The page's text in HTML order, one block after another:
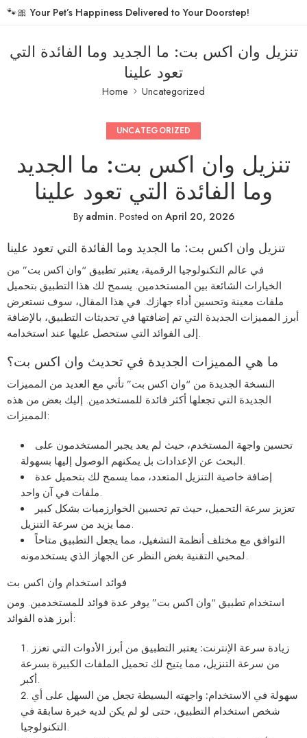
🐾🎀Your Pet’s Happiness Delivered to Your Doorstep!
تنزيل وان اكس بت: ما الجديد وما الفائدة التي
تعود علينا
Home Uncategorized
UNCATEGORIZED
تنزيل وان اكس بت: ما الجديد
وما الفائدة التي تعود علينا
Byadmin. Posted on April 20, 2026
تنزيل وان اكس بت: ما الجديد وما الفائدة التي تعود علينا
في عالم التكنولوجيا الرقمية، يعتبر تطبيق “وان اكس بت” من
الخيارات الشائعة بين المستخدمين. يسمح لك هذا التطبيق بتحميل
ملفات معينة وتحسين أداء جهازك. في هذا المقال، سوف نستعرض
أبرز المميزات الجديدة التي تم إضافتها في تحديثات التطبيق، بالإضافة
إلى الفوائد التي ستحصل عليها عند استخدامه.
ما هي المميزات الجديدة في تحديث وان اكس بت؟
النسخة الجديدة من “وان اكس بت” تأتي مع العديد من المميزات
الجديدة التي تجعلها أكثر فائدة للمستخدمين. إليك بعض من هذه
المميزات:
تحسين واجهة المستخدم، حيث لم يعد يجبر المستخدمون على
البحث عن الإعدادات بل يمكنهم الوصول إليها بسهولة.
إضافة خاصية التنزيل المتعدد، مما يسمح لك بتحميل عدة
ملفات في آن واحد.
تعزيز سرعة التحميل، حيث تم تحسين الخوارزميات بشكل كبير
مما يزيد من سرعة التنزيل.
التوافق مع مختلف أنظمة التشغيل، مما يجعل التطبيق متاحاً
لمحبي التقنية بغض النظر عن الجهاز الذي يستخدمونه.
فوائد استخدام وان اكس بت
استخدام تطبيق “وان اكس بت” يوفر عدة فوائد للمستخدمين. ومن
أبرز هذه الفوائد:
زيادة سرعة الإنترنت: يعتبر التطبيق من أبرز الأدوات التي تعزز
من سرعة التنزيل، مما يتيح لك تحميل الملفات الكبيرة بسرعة
أكبر.
سهولة في الاستخدام: واجهته البسيطة تجعل من السهل على أي
شخص استخدام التطبيق، حتى لو لم يكن لديه خبرة سابقة في
التكنولوجيا.